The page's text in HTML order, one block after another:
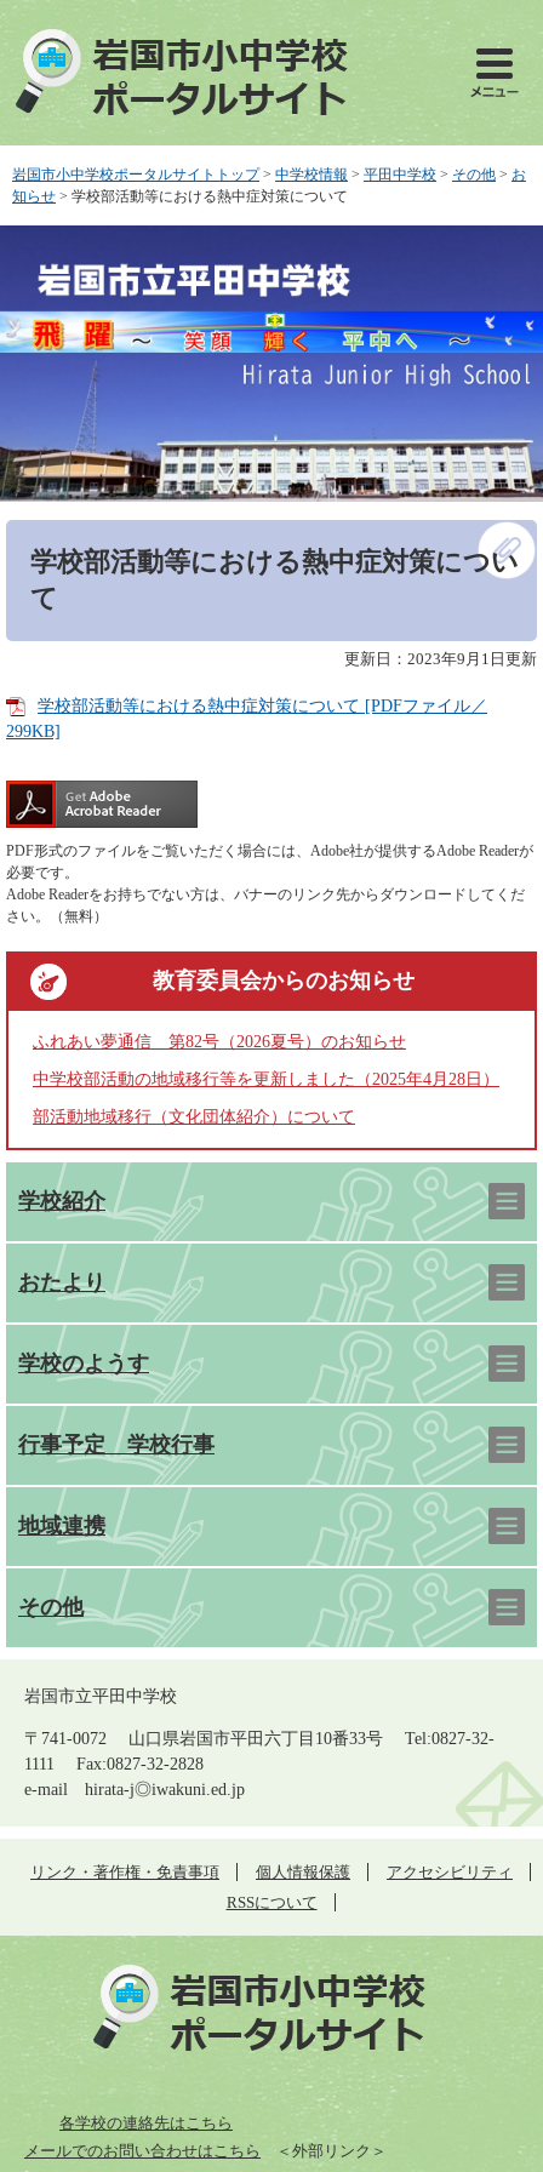
で
す
ば
し
岩国市小中学校ポータルサイトトップ > 中学校情報 > 平田中学校 > その他 > お
知らせ > 学校部活動等における熱中症対策について
学校部活動等における熱中症対策につい
て
更新日：2023年9月1日更新
学校部活動等における熱中症対策について [PDFファイル／
299KB]
PDF形式のファイルをご覧いただく場合には、Adobe社が提供するAdobe Readerが
必要です。
Adobe Readerをお持ちでない方は、バナーのリンク先からダウンロードしてくだ
さい。（無料）
教育委員会からのお知らせ
ふれあい夢通信 第82号（2026夏号）のお知らせ
中学校部活動の地域移行等を更新しました（2025年4月28日）
部活動地域移行（文化団体紹介）について
学校紹介
おたより
学校のようす
行事予定 学校行事
地域連携
その他
岩国市立平田中学校
〒741-0072 山口県岩国市平田六丁目10番33号 Tel:0827-32-
1111 Fax:0827-32-2828
e-mail hirata-j◎iwakuni.ed.jp
リンク・著作権・免責事項 個人情報保護
アクセシビリティ
RSSについて
各学校の連絡先はこちら
メールでのお問い合わせはこちら
＜外部リンク＞